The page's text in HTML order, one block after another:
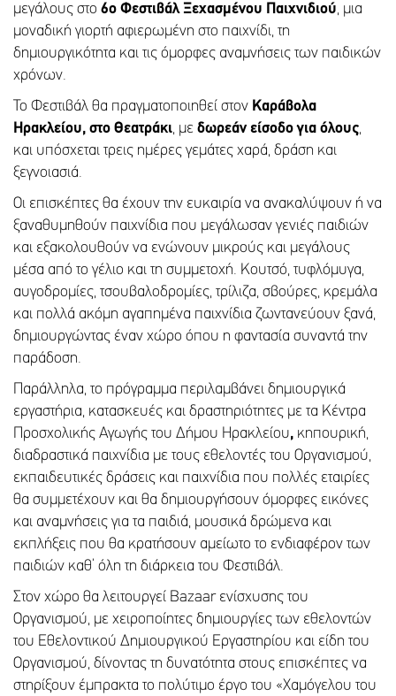
μεγάλους στο 6ο Φεστιβάλ Ξεχασμένου Παιχνιδιού, μια
μοναδική γιορτή αφιερωμένη στο παιχνίδι, τη
δημιουργικότητα και τις όμορφες αναμνήσεις των παιδικών
χρόνων.
Το Φεστιβάλ θα πραγματοποιηθεί στον Καράβολα
Ηρακλείου, στο Θεατράκι, με δωρεάν είσοδο για όλους,
και υπόσχεται τρεις ημέρες γεμάτες χαρά, δράση και
ξεγνοιασιά.
Οι επισκέπτες θα έχουν την ευκαιρία να ανακαλύψουν ή να
ξαναθυμηθούν παιχνίδια που μεγάλωσαν γενιές παιδιών
και εξακολουθούν να ενώνουν μικρούς και μεγάλους
μέσα από το γέλιο και τη συμμετοχή. Κουτσό, τυφλόμυγα,
αυγοδρομίες, τσουβαλοδρομίες, τρίλιζα, σβούρες, κρεμάλα
και πολλά ακόμη αγαπημένα παιχνίδια ζωντανεύουν ξανά,
δημιουργώντας έναν χώρο όπου η φαντασία συναντά την
παράδοση.
Παράλληλα, το πρόγραμμα περιλαμβάνει δημιουργικά
εργαστήρια, κατασκευές και δραστηριότητες με τα Κέντρα
Προσχολικής Αγωγής του Δήμου Ηρακλείου, κηπουρική,
διαδραστικά παιχνίδια με τους εθελοντές του Οργανισμού,
εκπαιδευτικές δράσεις και παιχνίδια που πολλές εταιρίες
θα συμμετέχουν και θα δημιουργήσουν όμορφες εικόνες
και αναμνήσεις για τα παιδιά, μουσικά δρώμενα και
εκπλήξεις που θα κρατήσουν αμείωτο το ενδιαφέρον των
παιδιών καθ’ όλη τη διάρκεια του Φεστιβάλ.
Στον χώρο θα λειτουργεί Bazaar ενίσχυσης του
Οργανισμού, με χειροποίητες δημιουργίες των εθελοντών
του Εθελοντικού Δημιουργικού Εργαστηρίου και είδη του
Οργανισμού, δίνοντας τη δυνατότητα στους επισκέπτες να
στηρίξουν έμπρακτα το πολύτιμο έργο του «Χαμόγελου του